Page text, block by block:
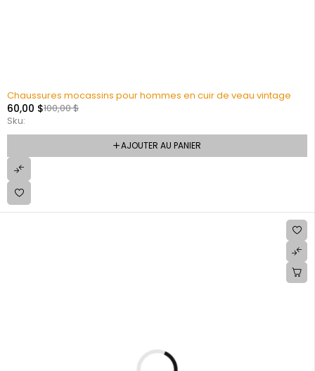
Chaussures mocassins pour hommes en cuir de veau vintage
100,00$
60,00 $
Sku:
AJOUTER AU PANIER